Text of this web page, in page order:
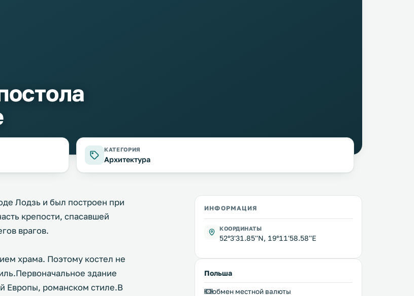
КАТЕГОРИЯ
Архитектура
Лодзь и был построен при
крепости, спасавшей
врагов.
храма. Поэтому костел не
здание
Европы, романском стиле.В
ИНФОРМАЦИЯ
КООРДИНАТЫ
52°3'31.85''N, 19°11'58.58''E
Польша
обмен местной валюты